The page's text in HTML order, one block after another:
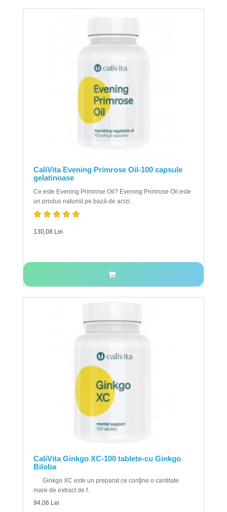
CaliVita Evening Primrose Oil-100 capsule
gelatinoase
Ce este Evening Primrose Oil? Evening Primrose Oil este
un produs naturist pe bază de acizi..
130,08 Lei
CaliVita Ginkgo XC-100 tablete-cu Ginkgo
Biloba
Ginkgo XC este un preparat ce conţine o cantitate
mare de extract de f..
94,06 Lei